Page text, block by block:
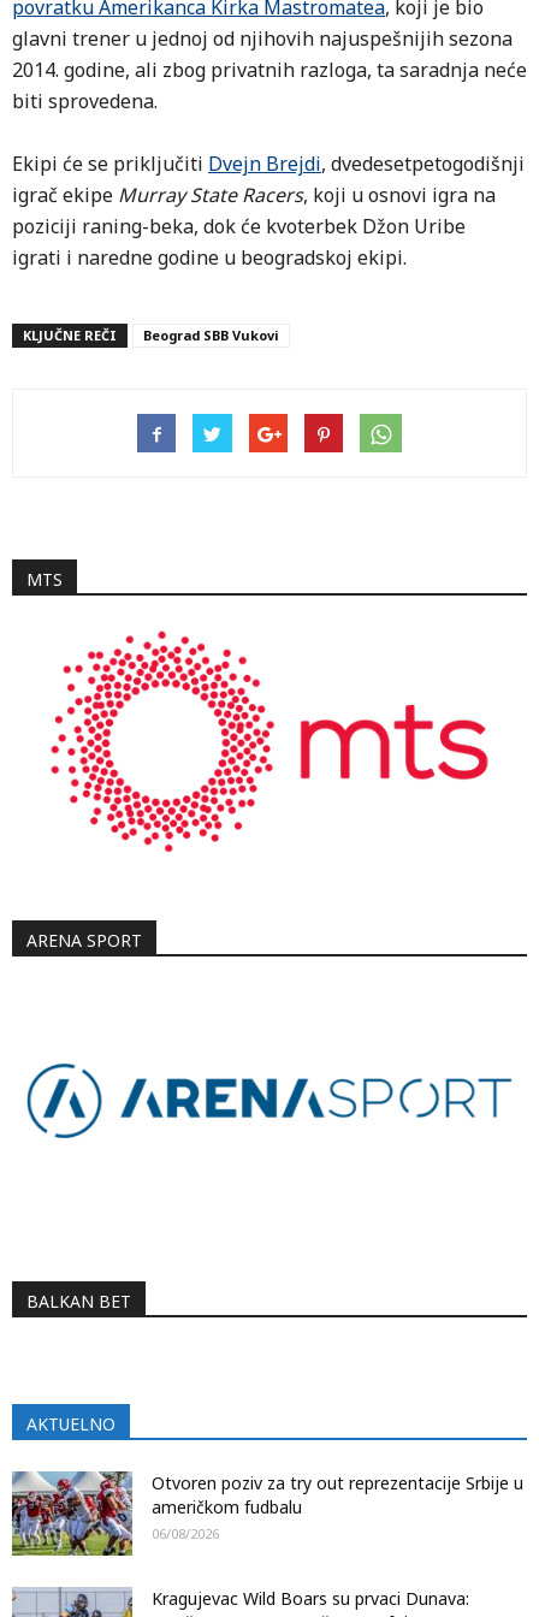
povratku Amerikanca Kirka Mastromatea, koji je bio
glavni trener u jednoj od njihovih najuspešnijih sezona
2014. godine, ali zbog privatnih razloga, ta saradnja neće
biti sprovedena.
Ekipi će se priključiti Dvejn Brejdi, dvedesetpetogodišnji
igrač ekipe Murray State Racers, koji u osnovi igra na
poziciji raning-beka, dok će kvoterbek Džon Uribe
igrati i naredne godine u beogradskoj ekipi.
KLJUČNE REČI Beograd SBB Vukovi
MTS
ARENA SPORT
BALKAN BET
AKTUELNO
Otvoren poziv za try out reprezentacije Srbije u
američkom fudbalu
06/08/2026
Kragujevac Wild Boars su prvaci Dunava: